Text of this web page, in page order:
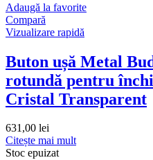
Adaugă la favorite
Compară
Vizualizare rapidă
Buton ușă Metal
rotundă pentru
Cristal Transparent
631,00 lei
Citește mai mult
Stoc epuizat